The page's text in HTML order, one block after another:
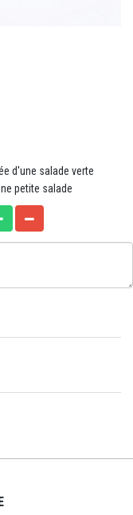
d'une salade verte
petite salade